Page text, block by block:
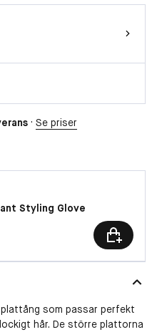
· Se priser
Styling Glove
som passar perfekt
hår. De större plattorna